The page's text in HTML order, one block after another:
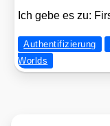
Ich gebe es zu:
Authentifizierung
Worlds